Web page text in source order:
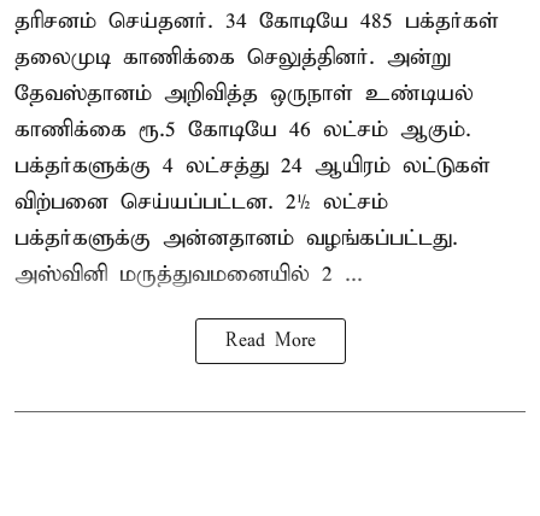
தரிசனம் செய்தனர். 34 கோடியே 485 பக்தர்கள்
தலைமுடி காணிக்கை செலுத்தினர். அன்று
தேவஸ்தானம் அறிவித்த ஒருநாள் உண்டியல்
காணிக்கை ரூ.5 கோடியே 46 லட்சம் ஆகும்.
பக்தர்களுக்கு 4 லட்சத்து 24 ஆயிரம் லட்டுகள்
விற்பனை செய்யப்பட்டன. 2½ லட்சம்
பக்தர்களுக்கு அன்னதானம் வழங்கப்பட்டது.
அஸ்வினி மருத்துவமனையில் 2 ...
Read More